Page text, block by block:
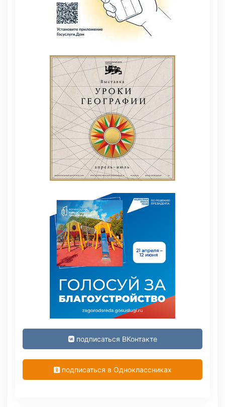
подписаться ВКонтакте
подписаться в Одноклассниках